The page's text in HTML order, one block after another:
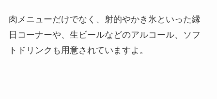
肉メニューだけでなく、射的やかき氷といった縁
日コーナーや、生ビールなどのアルコール、ソフ
トドリンクも用意されていますよ。